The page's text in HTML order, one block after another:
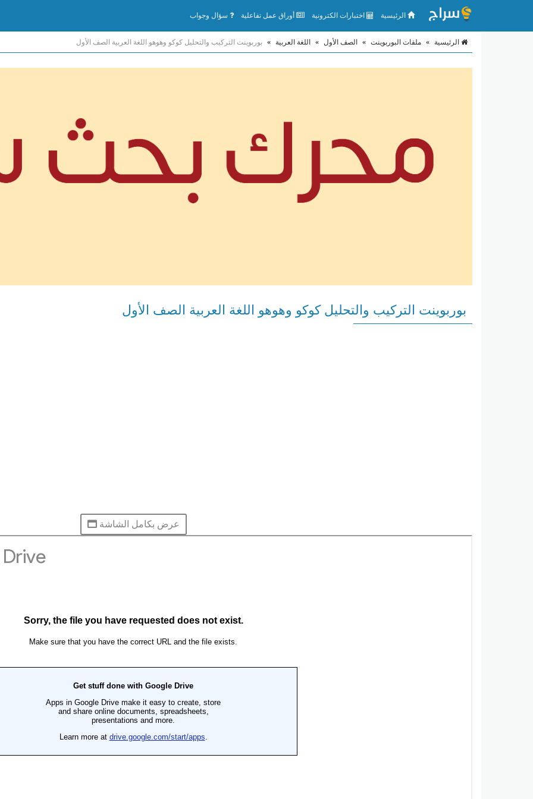
الرئيسية اختبارات الكترونية أوراق عمل تفاعلية سؤال وجواب
الرئيسية » ملفات البوربوينت » الصف الأول » اللغة العربية » بوربوينت التركيب والتحليل كوكو وهوهو اللغة العربية الصف الأول
بوربوينت التركيب والتحليل كوكو وهوهو اللغة العربية الصف الأول
عرض بكامل الشاشة